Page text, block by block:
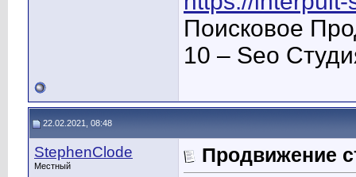
Поисковое
10 – Seo
22.02.2021, 08:48
StephenClode
Местный
Продвижение